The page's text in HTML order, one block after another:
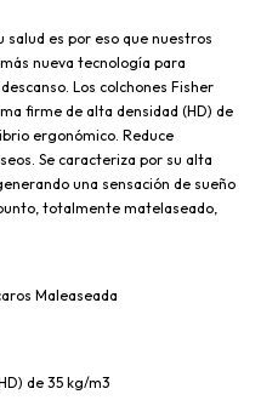
salud es por eso que nuestros
nueva tecnología para
Los colchones Fisher
firme de alta densidad (HD) de
ergonómico. Reduce
Se caracteriza por su alta
una sensación de sueño
totalmente matelaseado,
Maleaseada
de 35 kg/m3